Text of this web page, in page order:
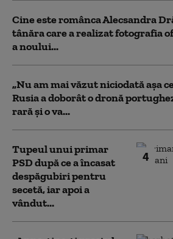
Cine este românca Alecsandra
tânăra care a realizat fotografia
a noului...
„Nu am mai văzut niciodată așa
Rusia a doborât o dronă
rară și o va...
4
Tupeul unui primar
PSD după ce a încasat
despăgubiri pentru
secetă, iar apoi a
vândut...